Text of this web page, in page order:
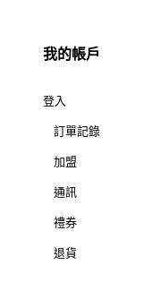
我的帳戶
登入
訂單記錄
加盟
通訊
禮券
退貨